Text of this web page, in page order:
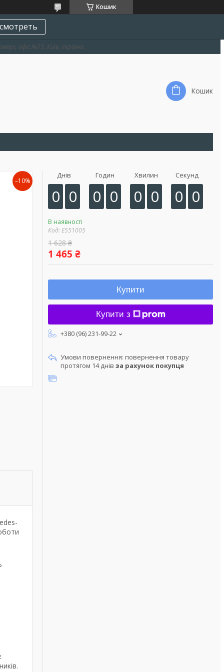
Кошик
офіс №73, Київ, Україна
Кошик
–10%
Днів
0 0
Годин
0 0
Хвилин
0 0
Секунд
0 0
В наявності
Код:E551005
1 628 ₴
1 465 ₴
Купити
Купити з
+380 (96) 231-99-22
повернення товару
протягом 14 днів за рахунок покупця